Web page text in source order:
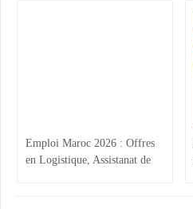
Emploi Maroc 2026 : Offres
en Logistique, Assistanat de